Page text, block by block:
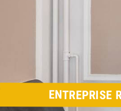
ENTREPRISE